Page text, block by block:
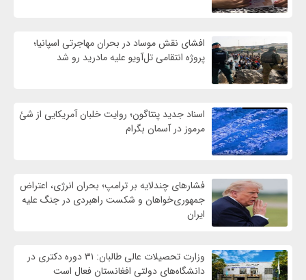
افشای نقش موساد در بحران مهاجرتی اسپانیا؛
پروژه انتقامی تل‌آویو علیه مادرید رو شد
اسناد جدید پنتاگون؛ روایت خلبان آمریکایی از شئ
مرموز در آسمان بگرام
فشارهای چندلایه بر ترامپ؛ بحران انرژی، اعتراض
جمهوری‌خواهان و شکست راهبردی در جنگ علیه
ایران
وزارت تحصیلات عالی طالبان: ۳۱ دوره دکتری در
دانشگاه‌های دولتی افغانستان فعال است